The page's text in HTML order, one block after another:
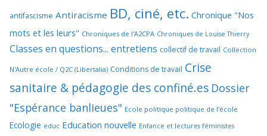
antifascisme Antiracisme BD, ciné, etc. Chronique "Nos
mots et les leurs" Chroniques de l'A2CPA Chroniques de Louise Thierry
Classes en questions... entretiens collectif de travail Collection
N'Autre école / Q2C (Libertalia) Conditions de travail Crise
sanitaire & pédagogie des confiné.es Dossier
"Espérance banlieues" Ecole politique politique de l'école
Ecologie educ Education nouvelle Enfance et lectures féministes